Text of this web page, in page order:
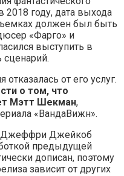
2018 году, дата выхода
должен был быть
«Фарго» и
выступить в
сценарий.
от его услуг.
о том, что
Мэтт Шекман,
«ВандаВижн».
Джеффри Джейкоб
предыдущей
дописан, поэтому
зависит от других